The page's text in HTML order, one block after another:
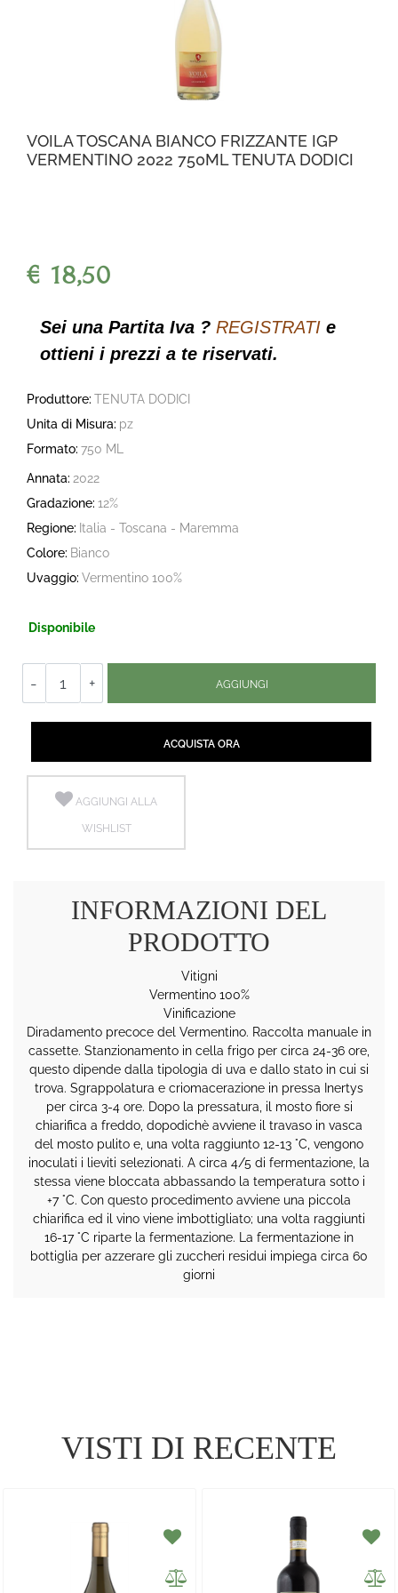
VOILA TOSCANA BIANCO FRIZZANTE IGP
VERMENTINO 2022 750ML TENUTA DODICI
€ 18,50
Sei una Partita Iva ? REGISTRATI e
ottieni i prezzi a te riservati.
Produttore: TENUTA DODICI
Unita di Misura: pz
Formato: 750 ML
Annata: 2022
Gradazione: 12%
Regione: Italia - Toscana - Maremma
Colore: Bianco
Uvaggio: Vermentino 100%
Disponibile
AGGIUNGI
ACQUISTA ORA
AGGIUNGI ALLA
WISHLIST
INFORMAZIONI DEL
PRODOTTO
Vitigni
Vermentino 100%
Vinificazione
Diradamento precoce del Vermentino. Raccolta manuale in
cassette. Stanzionamento in cella frigo per circa 24-36 ore,
questo dipende dalla tipologia di uva e dallo stato in cui si
trova. Sgrappolatura e criomacerazione in pressa Inertys
per circa 3-4 ore. Dopo la pressatura, il mosto fiore si
chiarifica a freddo, dopodichè avviene il travaso in vasca
del mosto pulito e, una volta raggiunto 12-13 °C, vengono
inoculati i lieviti selezionati. A circa 4/5 di fermentazione, la
stessa viene bloccata abbassando la temperatura sotto i
+7 °C. Con questo procedimento avviene una piccola
chiarifica ed il vino viene imbottigliato; una volta raggiunti
16-17 °C riparte la fermentazione. La fermentazione in
bottiglia per azzerare gli zuccheri residui impiega circa 60
giorni
VISTI DI RECENTE